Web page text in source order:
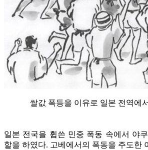
쌀값 폭등을 이유로 일본 전역에
일본 전국을 휩쓴 민중 폭동 속에서 야
할을 하였다. 고베에서의 폭동을 주도한